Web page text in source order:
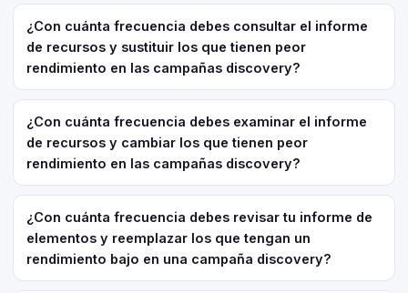
¿Con cuánta frecuencia debes consultar el informe
de recursos y sustituir los que tienen peor
rendimiento en las campañas discovery?
¿Con cuánta frecuencia debes examinar el informe
de recursos y cambiar los que tienen peor
rendimiento en las campañas discovery?
¿Con cuánta frecuencia debes revisar tu informe de
elementos y reemplazar los que tengan un
rendimiento bajo en una campaña discovery?